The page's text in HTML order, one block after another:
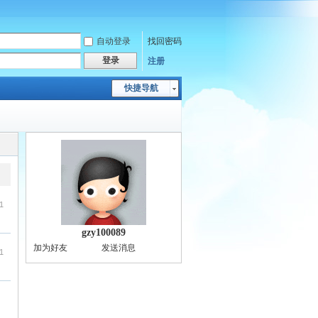
自动登录
找回密码
登录
注册
快捷导航
gzy100089
加为好友 发送消息